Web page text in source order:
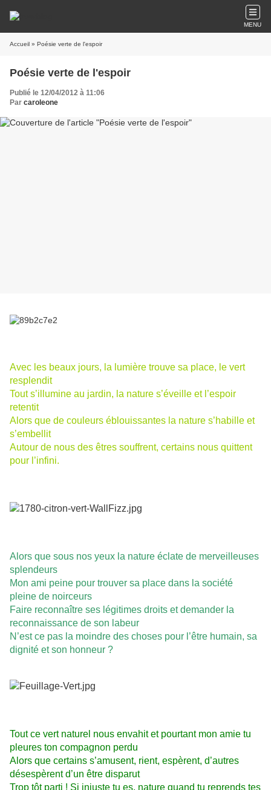
MENU
Accueil » Poésie verte de l'espoir
Poésie verte de l'espoir
Publié le 12/04/2012 à 11:06
Par caroleone
Avec les beaux jours, la lumière trouve sa place, le vert
resplendit
Tout s’illumine au jardin, la nature s’éveille et l’espoir
retentit
Alors que de couleurs éblouissantes la nature s’habille et
s’embellit
Autour de nous des êtres souffrent, certains nous quittent
pour l’infini.
Alors que sous nos yeux la nature éclate de merveilleuses
splendeurs
Mon ami peine pour trouver sa place dans la société
pleine de noirceurs
Faire reconnaître ses légitimes droits et demander la
reconnaissance de son labeur
N’est ce pas la moindre des choses pour l’être humain, sa
dignité et son honneur ?
Tout ce vert naturel nous envahit et pourtant mon amie tu
pleures ton compagnon perdu
Alors que certains s’amusent, rient, espèrent, d’autres
désespèrent d’un être disparut
Trop tôt parti ! Si injuste tu es, nature quand tu reprends tes